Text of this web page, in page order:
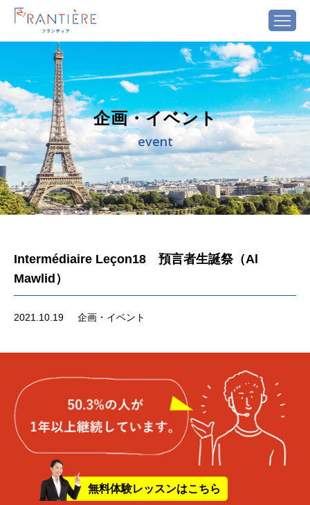
企画・イベント
event
Intermédiaire Leçon18 預言者生誕祭（Al
Mawlid）
2021.10.19 企画・イベント
無料体験レッスンはこちら